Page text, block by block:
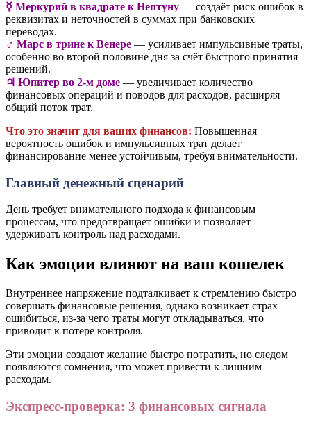
☿️ Меркурий в квадрате к Нептуну — создаёт риск ошибок в
реквизитах и неточностей в суммах при банковских
переводах.
♂️ Марс в трине к Венере — усиливает импульсивные траты,
особенно во второй половине дня за счёт быстрого принятия
решений.
♃ Юпитер во 2-м доме — увеличивает количество
финансовых операций и поводов для расходов, расширяя
общий поток трат.
Что это значит для ваших финансов: Повышенная
вероятность ошибок и импульсивных трат делает
финансирование менее устойчивым, требуя внимательности.
Главный денежный сценарий
День требует внимательного подхода к финансовым
процессам, что предотвращает ошибки и позволяет
удерживать контроль над расходами.
Как эмоции влияют на ваш кошелек
Внутреннее напряжение подталкивает к стремлению быстро
совершать финансовые решения, однако возникает страх
ошибиться, из-за чего траты могут откладываться, что
приводит к потере контроля.
Эти эмоции создают желание быстро потратить, но следом
появляются сомнения, что может привести к лишним
расходам.
Экспресс-проверка: 3 финансовых сигнала